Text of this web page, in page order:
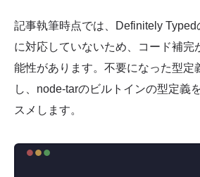
記事執筆時点では、Definitely Typed
に対応していないため、コード補完
能性があります。不要になった型定
し、node-tarのビルトインの型定義
スメします。